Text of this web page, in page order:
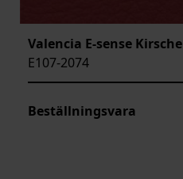
Valencia E-sense Kirsche
E107-2074
Beställningsvara